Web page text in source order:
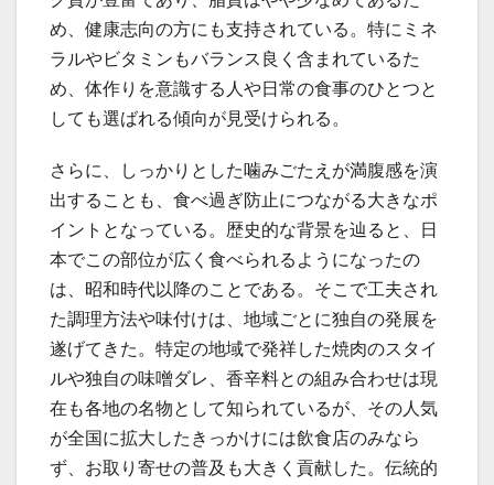
め、健康志向の方にも支持されている。特にミネ
ラルやビタミンもバランス良く含まれているた
め、体作りを意識する人や日常の食事のひとつと
しても選ばれる傾向が見受けられる。
さらに、しっかりとした噛みごたえが満腹感を演
出することも、食べ過ぎ防止につながる大きなポ
イントとなっている。歴史的な背景を辿ると、日
本でこの部位が広く食べられるようになったの
は、昭和時代以降のことである。そこで工夫され
た調理方法や味付けは、地域ごとに独自の発展を
遂げてきた。特定の地域で発祥した焼肉のスタイ
ルや独自の味噌ダレ、香辛料との組み合わせは現
在も各地の名物として知られているが、その人気
が全国に拡大したきっかけには飲食店のみなら
ず、お取り寄せの普及も大きく貢献した。伝統的